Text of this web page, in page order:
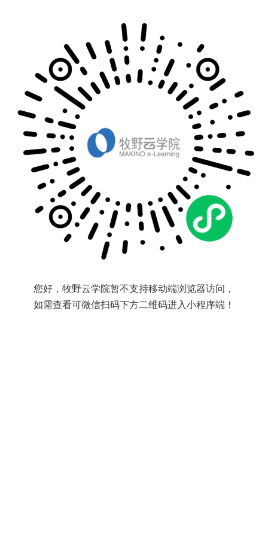
您好，牧野云学院暂不支持移动端浏览器访问，
如需查看可微信扫码下方二维码进入小程序端！